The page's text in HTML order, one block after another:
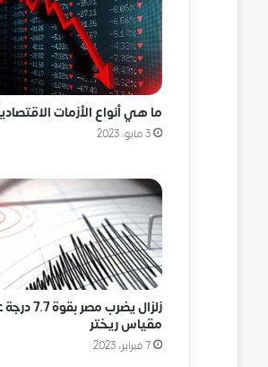
ما هي أنواع الأزمات
3 مايو، 2023
زلزال يضرب مصر
مقياس ريختر
7 فبراير، 2023